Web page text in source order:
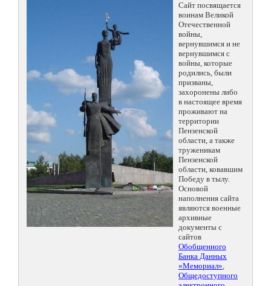
Сайт посвящается
воинам Великой
Отечественной
войны,
вернувшимся и не
вернувшимся с
войны, которые
родились, были
призваны,
захоронены либо
в настоящее время
проживают на
территории
Пензенской
области, а также
труженикам
Пензенской
области, ковавшим
Победу в тылу.
Основой
наполнения сайта
являются военные
архивные
документы с
сайтов
Обобщенного
Банка Данных
«Мемориал»,
Общедоступного